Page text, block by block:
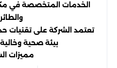
الخدمات المتخصصة في
تعتمد الشركة على تقنيات
بيئة صحية
مميزات